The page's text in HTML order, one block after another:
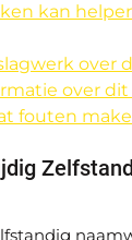
kan
over
over
fouten